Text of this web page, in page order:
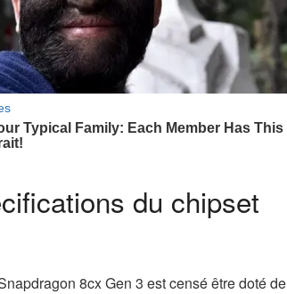
du chipset
8cx Gen 3 est censé être doté de